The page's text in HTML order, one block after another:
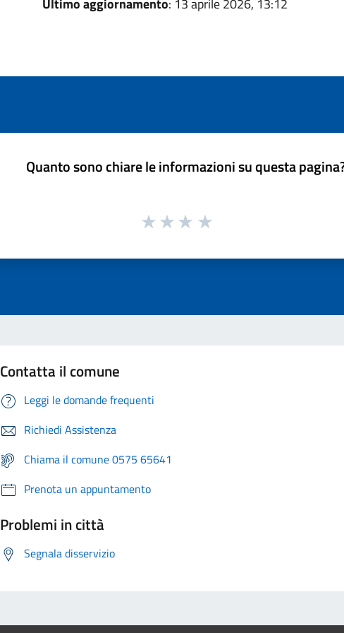
Ultimo aggiornamento: 13 aprile 2026, 13:12
Quanto sono chiare le informazioni su questa
Contatta il comune
Leggi le domande frequenti
Richiedi Assistenza
Chiama il comune 0575 65641
Prenota un appuntamento
Problemi in città
Segnala disservizio